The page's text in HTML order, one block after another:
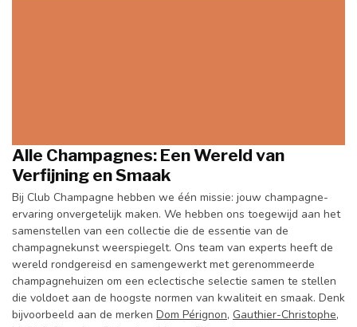
Alle Champagnes: Een Wereld van
Verfijning en Smaak
Bij Club Champagne hebben we één missie: jouw champagne-
ervaring onvergetelijk maken. We hebben ons toegewijd aan het
samenstellen van een collectie die de essentie van de
champagnekunst weerspiegelt. Ons team van experts heeft de
wereld rondgereisd en samengewerkt met gerenommeerde
champagnehuizen om een eclectische selectie samen te stellen
die voldoet aan de hoogste normen van kwaliteit en smaak. Denk
bijvoorbeeld aan de merken Dom Pérignon, Gauthier-Christophe,